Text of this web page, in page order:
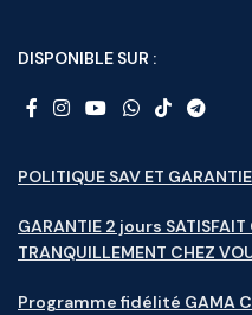
DISPONIBLE SUR :
POLITIQUE SAV ET GARANTIE
GARANTIE 2 jours SATISFAIT
TRANQUILLEMENT CHEZ
Programme fidélité GAMA